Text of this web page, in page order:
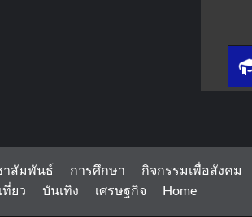
าสัมพันธ์ การศึกษา กิจกรรมเพื่อสังคม
ที่ยว บันเทิง เศรษฐกิจ Home